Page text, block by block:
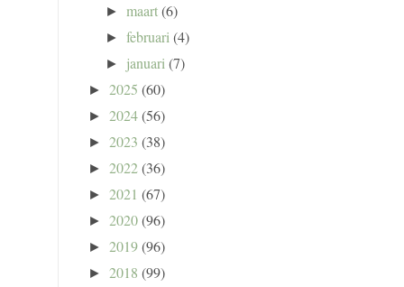
►maart(6)
►februari (4)
► januari (7)
► 2025 (60)
► 2024(56)
► 2023 (38)
► 2022(36)
► 2021 (67)
► 2020(96)
► 2019(96)
► 2018 (99)